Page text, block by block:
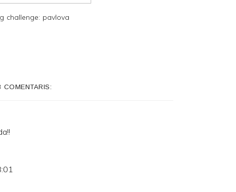
challenge: pavlova
COMENTARIS: